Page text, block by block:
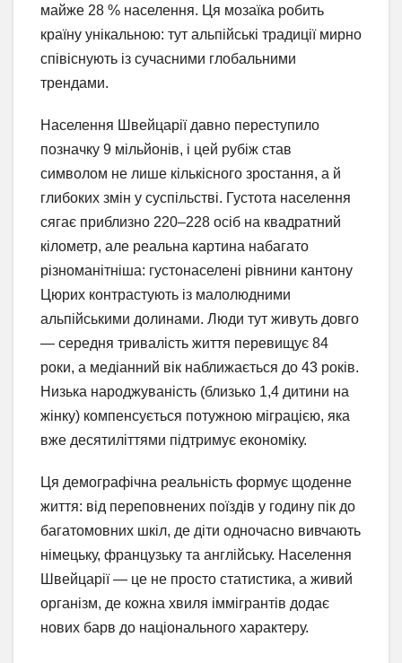
майже 28 % населення. Ця мозаїка робить
країну унікальною: тут альпійські традиції мирно
співіснують із сучасними глобальними
трендами.
Населення Швейцарії давно переступило
позначку 9 мільйонів, і цей рубіж став
символом не лише кількісного зростання, а й
глибоких змін у суспільстві. Густота населення
сягає приблизно 220–228 осіб на квадратний
кілометр, але реальна картина набагато
різноманітніша: густонаселені рівнини кантону
Цюрих контрастують із малолюдними
альпійськими долинами. Люди тут живуть довго
— середня тривалість життя перевищує 84
роки, а медіанний вік наближається до 43 років.
Низька народжуваність (близько 1,4 дитини на
жінку) компенсується потужною міграцією, яка
вже десятиліттями підтримує економіку.
Ця демографічна реальність формує щоденне
життя: від переповнених поїздів у годину пік до
багатомовних шкіл, де діти одночасно вивчають
німецьку, французьку та англійську. Населення
Швейцарії — це не просто статистика, а живий
організм, де кожна хвиля іммігрантів додає
нових барв до національного характеру.